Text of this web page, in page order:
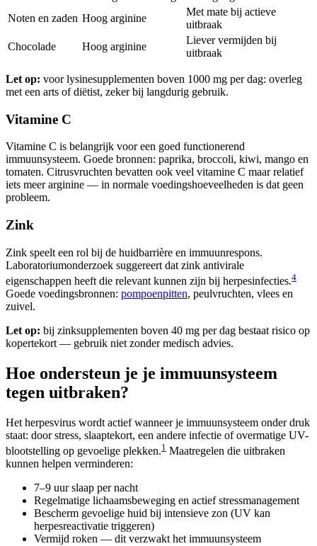
Noten en zaden Hoog arginine
Met mate bij actieve
uitbraak
Chocolade
Hoog arginine
Liever vermijden bij
uitbraak
Let op: voor lysinesupplementen boven 1000 mg per dag: overleg
met een arts of diëtist, zeker bij langdurig gebruik.
Vitamine C
Vitamine C is belangrijk voor een goed functionerend
immuunsysteem. Goede bronnen: paprika, broccoli, kiwi, mango en
tomaten. Citrusvruchten bevatten ook veel vitamine C maar relatief
iets meer arginine — in normale voedingshoeveelheden is dat geen
probleem.
Zink
Zink speelt een rol bij de huidbarrière en immuunrespons.
Laboratoriumonderzoek suggereert dat zink antivirale
eigenschappen heeft die relevant kunnen zijn bij herpesinfecties.4
Goede voedingsbronnen: pompoenpitten, peulvruchten, vlees en
zuivel.
Let op: bij zinksupplementen boven 40 mg per dag bestaat risico op
kopertekort — gebruik niet zonder medisch advies.
Hoe ondersteun je je immuunsysteem
tegen uitbraken?
Het herpesvirus wordt actief wanneer je immuunsysteem onder druk
staat: door stress, slaaptekort, een andere infectie of overmatige UV-
blootstelling op gevoelige plekken.1 Maatregelen die uitbraken
kunnen helpen verminderen:
7–9 uur slaap per nacht
Regelmatige lichaamsbeweging en actief stressmanagement
Bescherm gevoelige huid bij intensieve zon (UV kan
herpesreactivatie triggeren)
Vermijd roken — dit verzwakt het immuunsysteem